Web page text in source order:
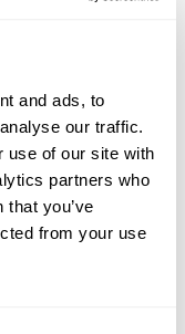
and ads, to
our traffic.
use of our site with
partners who
you’ve
from your use
and
to
and
trading may